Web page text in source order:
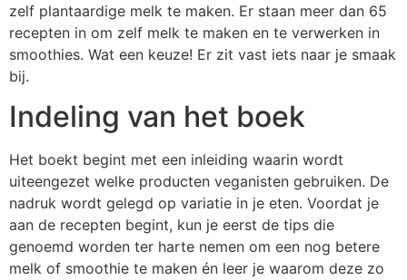
zelf plantaardige melk te maken. Er staan meer dan 65
recepten in om zelf melk te maken en te verwerken in
smoothies. Wat een keuze! Er zit vast iets naar je smaak
bij.
Indeling van het boek
Het boekt begint met een inleiding waarin wordt
uiteengezet welke producten veganisten gebruiken. De
nadruk wordt gelegd op variatie in je eten. Voordat je
aan de recepten begint, kun je eerst de tips die
genoemd worden ter harte nemen om een nog betere
melk of smoothie te maken én leer je waarom deze zo